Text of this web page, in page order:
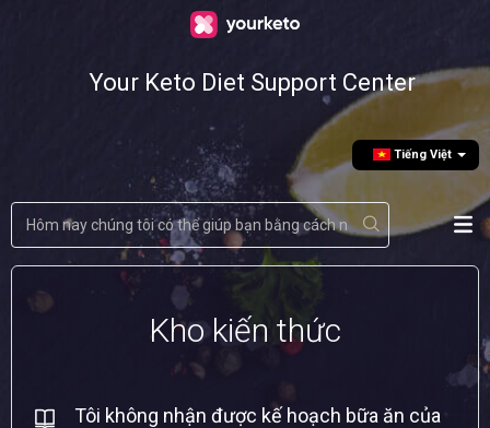
Your Keto Diet Support Center
Tiếng Việt
Kho kiến thức
Tôi không nhận được kế hoạch bữa ăn của